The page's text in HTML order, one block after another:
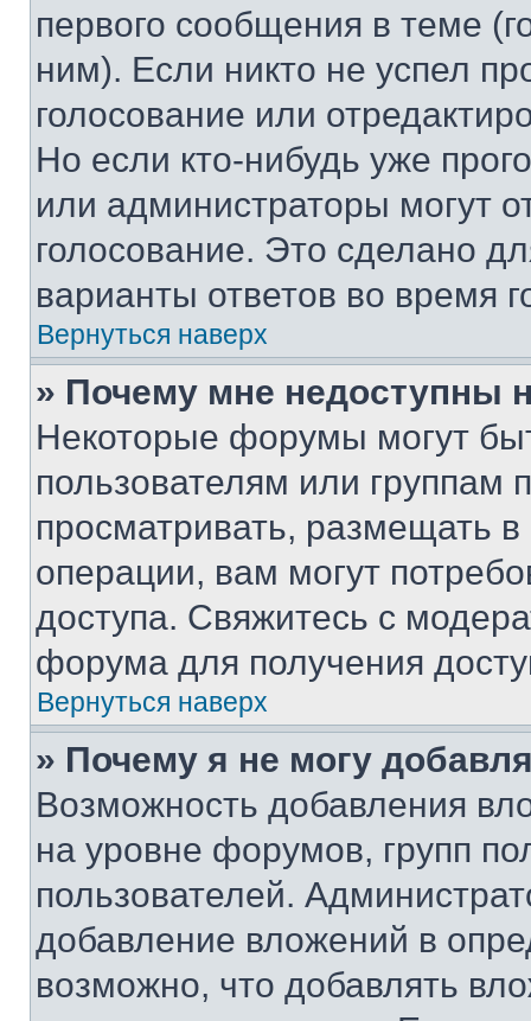
первого сообщения в теме
ним). Если никто не успел
голосование или
Но если кто-нибудь уже
или администраторы могут
голосование. Это сделано
варианты ответов во время
Вернуться наверх
» Почему мне недоступны
Некоторые форумы могут
пользователям или группам
просматривать, размещать
операции, вам могут
доступа. Свяжитесь с
форума для получения
Вернуться наверх
» Почему я не могу
Возможность добавления
на уровне форумов, групп
пользователей.
добавление вложений в
возможно, что добавлять